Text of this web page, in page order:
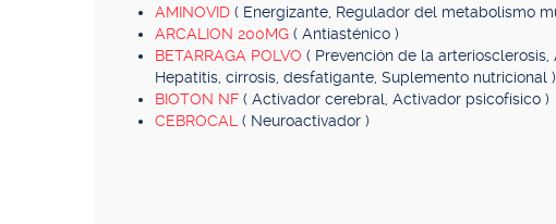
AMINOVID ( Energizante, Regulador del metabolismo
ARCALION 200MG ( Antiasténico )
BETARRAGA POLVO ( Prevención de la
Hepatitis, cirrosis, desfatigante, Suplemento nutricional )
BIOTON NF ( Activador cerebral, Activador psicofísico )
CEBROCAL ( Neuroactivador )